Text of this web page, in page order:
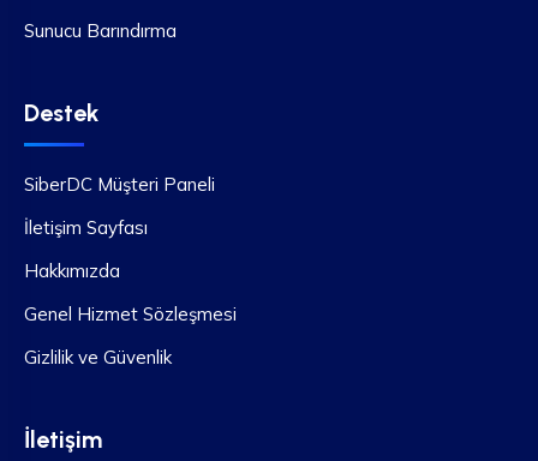
Sunucu Barındırma
Destek
SiberDC Müşteri Paneli
İletişim Sayfası
Hakkımızda
Genel Hizmet Sözleşmesi
Gizlilik ve Güvenlik
İletişim